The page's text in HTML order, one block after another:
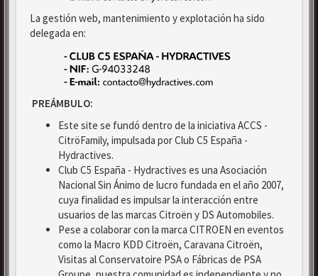
La gestión web, mantenimiento y explotación ha sido
delegada en:
PREÁMBULO:
Este site se fundó dentro de la iniciativa ACCS -
CitröFamily, impulsada por Club C5 España -
Hydractives.
Club C5 España - Hydractives es una Asociación
Nacional Sin Ánimo de lucro fundada en el año 2007,
cuya finalidad es impulsar la interacción entre
usuarios de las marcas Citroën y DS Automobiles.
Pese a colaborar con la marca CITROEN en eventos
como la Macro KDD Citroën, Caravana Citroën,
Visitas al Conservatoire PSA o Fábricas de PSA